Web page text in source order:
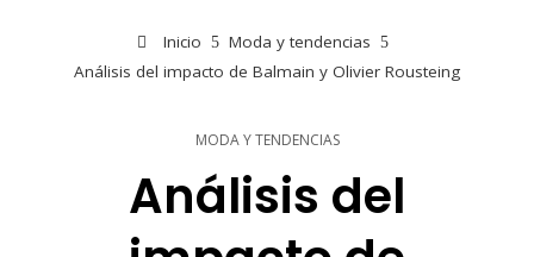
Inicio
Moda y tendencias
Análisis del impacto de Balmain y Olivier Rousteing
MODA Y TENDENCIAS
Análisis del